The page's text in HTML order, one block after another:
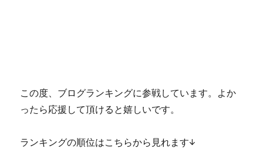
この度、ブログランキングに参戦しています。よか
ったら応援して頂けると嬉しいです。
ランキングの順位はこちらから見れます↓